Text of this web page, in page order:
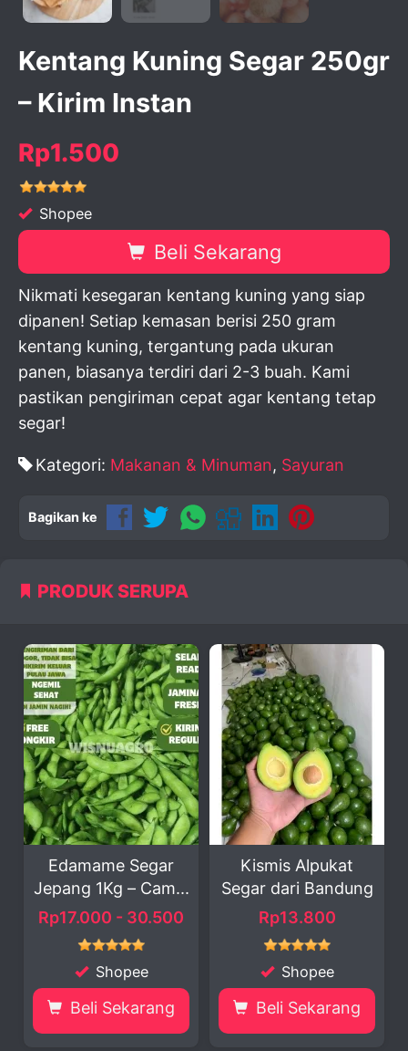
Kentang Kuning Segar 250gr
– Kirim Instan
Rp1.500
Shopee
Beli Sekarang
Nikmati kesegaran kentang kuning yang siap
dipanen! Setiap kemasan berisi 250 gram
kentang kuning, tergantung pada ukuran
panen, biasanya terdiri dari 2-3 buah. Kami
pastikan pengiriman cepat agar kentang tetap
segar!
Kategori: Makanan & Minuman, Sayuran
Bagikan ke
PRODUK SERUPA
Segar
– Cam...
- 30.500
Kismis Alpukat
Segar dari Bandung
Rp13.800
Beli Sekarang
Bawang
Jumbo
Rp11.999 -
Beli